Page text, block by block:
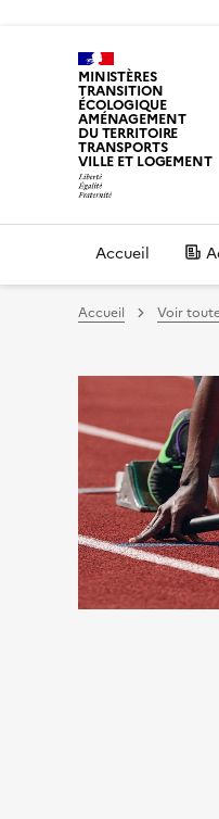
MINISTÈRES
TRANSITION
ÉCOLOGIQUE
AMÉNAGEMENT
DU TERRITOIRE
TRANSPORTS
VILLE ET LOGEMENT
Accueil
Accueil Voir